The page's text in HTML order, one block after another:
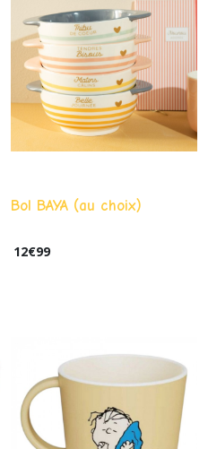
Bol BAYA (au choix)
12€99